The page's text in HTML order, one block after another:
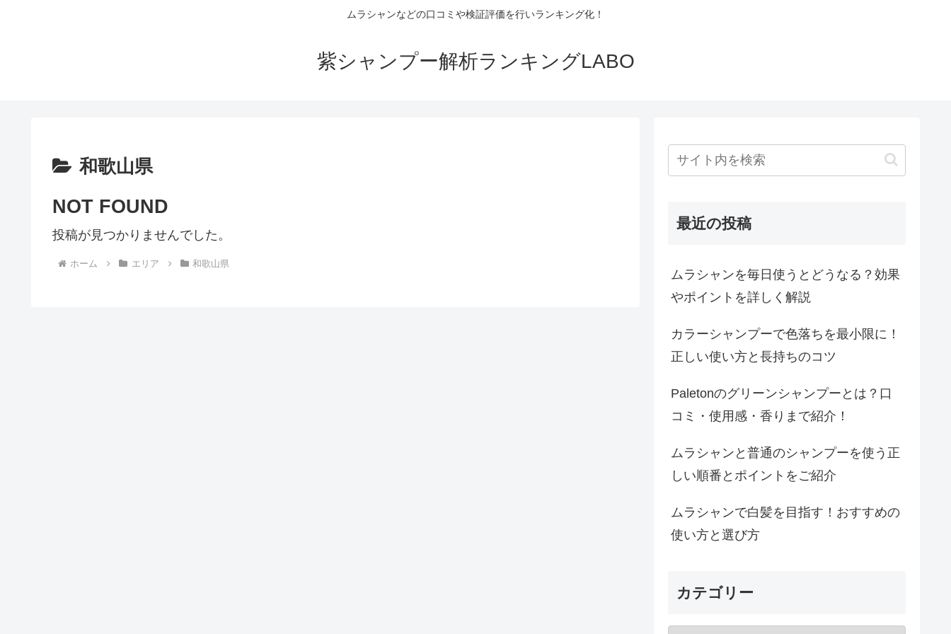
ムラシャンなどの口コミや検証評価を行いランキング化！
紫シャンプー解析ランキングLABO
和歌山県
NOT FOUND
投稿が見つかりませんでした。
ホーム エリア 和歌山県
最近の投稿
ムラシャンを毎日使うとどうなる？効果
やポイントを詳しく解説
カラーシャンプーで色落ちを最小限に！
正しい使い方と長持ちのコツ
Paletonのグリーンシャンプーとは？口
コミ・使用感・香りまで紹介！
ムラシャンと普通のシャンプーを使う正
しい順番とポイントをご紹介
ムラシャンで白髪を目指す！おすすめの
使い方と選び方
カテゴリー